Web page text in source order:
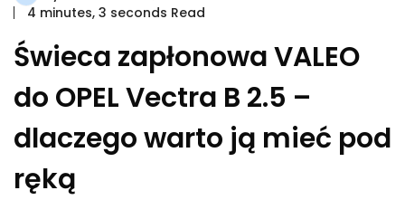
4 minutes, 3 seconds Read
Świeca zapłonowa VALEO
do OPEL Vectra B 2.5 –
dlaczego warto ją mieć pod
ręką